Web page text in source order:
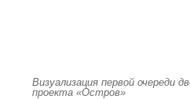
Визуализация первой очереди
проекта «Остров»